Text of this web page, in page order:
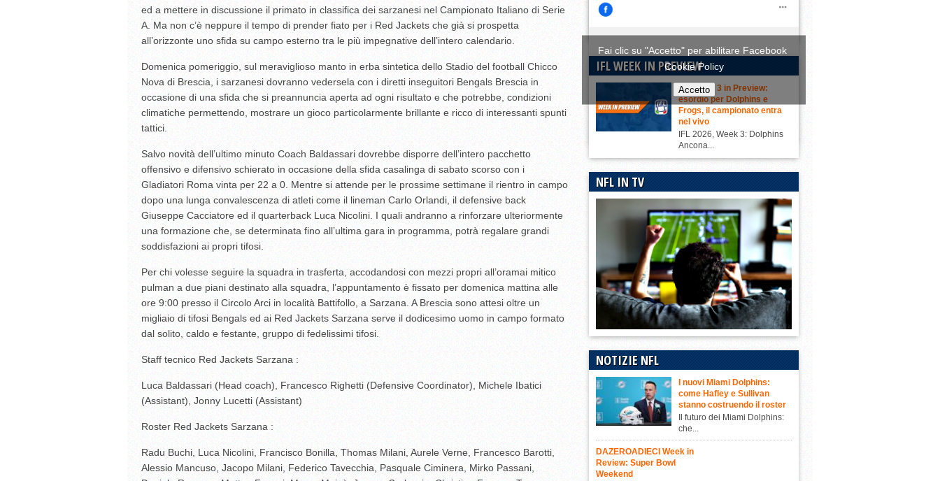
NCAA Football: lo spettacolo del primo turno dei CFP
ed a mettere in discussione il primato in classifica dei sarzanesi nel Campionato Italiano di Serie
A. Ma non c’è neppure il tempo di prender fiato per i Red Jackets che già si prospetta
all’orizzonte uno sfida su campo esterno tra le più impegnative dell’intero calendario.
Domenica pomeriggio, sul meraviglioso manto in erba sintetica dello Stadio del football Chicco
Nova di Brescia, i sarzanesi dovranno vedersela con i diretti inseguitori Bengals Brescia in
occasione di una sfida che si preannuncia aperta ad ogni risultato e che potrebbe, condizioni
climatiche permettendo, mostrare un gioco particolarmente brillante e ricco di interessanti spunti
tattici.
Salvo novità dell’ultimo minuto Coach Baldassari dovrebbe disporre dell’intero pacchetto
offensivo e difensivo schierato in occasione della sfida casalinga di sabato scorso con i
Gladiatori Roma vinta per 22 a 0. Mentre si attende per le prossime settimane il rientro in campo
dopo una lunga convalescenza di atleti come il lineman Carlo Orlandi, il defensive back
Giuseppe Cacciatore ed il quarterback Luca Nicolini. I quali andranno a rinforzare ulteriormente
una formazione che, se determinata fino all’ultima gara in programma, potrà regalare grandi
soddisfazioni ai propri tifosi.
Per chi volesse seguire la squadra in trasferta, accodandosi con mezzi propri all’oramai mitico
pulman a due piani destinato alla squadra, l’appuntamento è fissato per domenica mattina alle
ore 9:00 presso il Circolo Arci in località Battifollo, a Sarzana. A Brescia sono attesi oltre un
migliaio di tifosi Bengals ed ai Red Jackets Sarzana serve il dodicesimo uomo in campo formato
dal solito, caldo e festante, gruppo di fedelissimi tifosi.
Staff tecnico Red Jackets Sarzana :
Luca Baldassari (Head coach), Francesco Righetti (Defensive Coordinator), Michele Ibatici
(Assistant), Jonny Lucetti (Assistant)
Roster Red Jackets Sarzana :
Radu Buchi, Luca Nicolini, Francisco Bonilla, Thomas Milani, Aurele Verne, Francesco Barotti,
Alessio Mancuso, Jacopo Milani, Federico Tavecchia, Pasquale Ciminera, Mirko Passani,
Fai clic su "Accetto" per abilitare Facebook
Cookie Policy
Accetto
IFL WEEK IN PREVIEW
IFL Week 3 in Preview:
esordio per Dolphins e
Frogs, il campionato entra
nel vivo
IFL 2026, Week 3: Dolphins
Ancona...
NFL IN TV
NOTIZIE NFL
I nuovi Miami Dolphins:
come Hafley e Sullivan
stanno costruendo il roster
Il futuro dei Miami Dolphins:
che...
DAZEROADIECI Week in
Review: Super Bowl
Weekend